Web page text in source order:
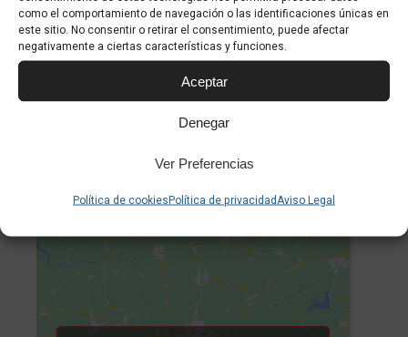
como el comportamiento de navegación o las identificaciones únicas en
este sitio. No consentir o retirar el consentimiento, puede afectar
negativamente a ciertas características y funciones.
Aceptar
Denegar
Ver Preferencias
Política de cookiesPolítica de privacidadAviso Legal
Coste:
4€
Infantil
https://caixaforum.org/es/palma/p/sonido-y-